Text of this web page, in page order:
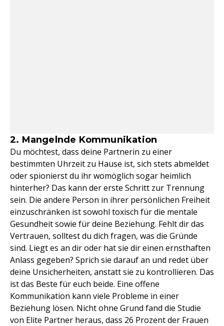
2. Mangelnde Kommunikation
Du möchtest, dass deine Partnerin zu einer
bestimmten Uhrzeit zu Hause ist, sich stets abmeldet
oder spionierst du ihr womöglich sogar heimlich
hinterher? Das kann der erste Schritt zur Trennung
sein. Die andere Person in ihrer persönlichen Freiheit
einzuschränken ist sowohl toxisch für die mentale
Gesundheit sowie für deine Beziehung. Fehlt dir das
Vertrauen, solltest du dich fragen, was die Gründe
sind. Liegt es an dir oder hat sie dir einen ernsthaften
Anlass gegeben? Sprich sie darauf an und redet über
deine Unsicherheiten, anstatt sie zu kontrollieren. Das
ist das Beste für euch beide. Eine offene
Kommunikation kann viele Probleme in einer
Beziehung lösen. Nicht ohne Grund fand die Studie
von Elite Partner heraus, dass 26 Prozent der Frauen